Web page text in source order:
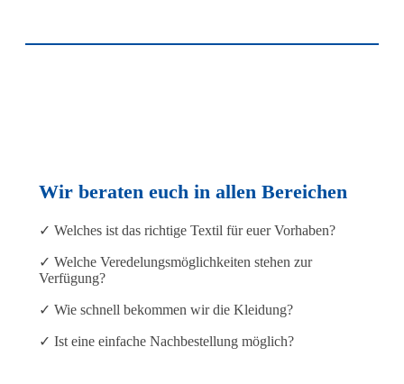
Wir beraten euch in allen Bereichen
✓ Welches ist das richtige Textil für euer Vorhaben?
✓ Welche Veredelungsmöglichkeiten stehen zur
Verfügung?
✓ Wie schnell bekommen wir die Kleidung?
✓ Ist eine einfache Nachbestellung möglich?